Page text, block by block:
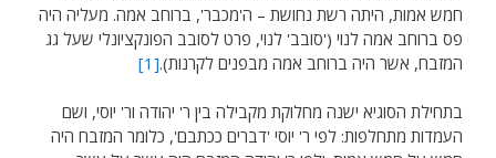
חמש אמות, היתה רשת נחושת – ה'מכבר', ברוחב אמה. מעליה היה
פס ברוחב אמה לנוי ('סובב' לנוי, פרט לסובב הפונקציונלי שעל גג
המזבח, אשר היה ברוחב אמה מבפנים לקרנות).[1]
בתחילת הסוגיא ישנה מחלוקת מקבילה בין ר' יהודה ור' יוסי, ושם
העמדות מתחלפות: לפי ר' יוסי 'דברים ככתבם', כלומר המזבח היה